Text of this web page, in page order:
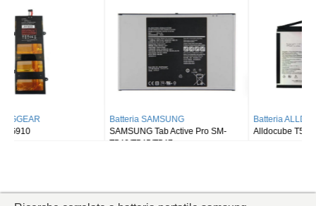
Batteria SAMSUNG
SAMSUNG Tab Active Pro SM-
Batteria ALLDOCUBE
Alldocube T50